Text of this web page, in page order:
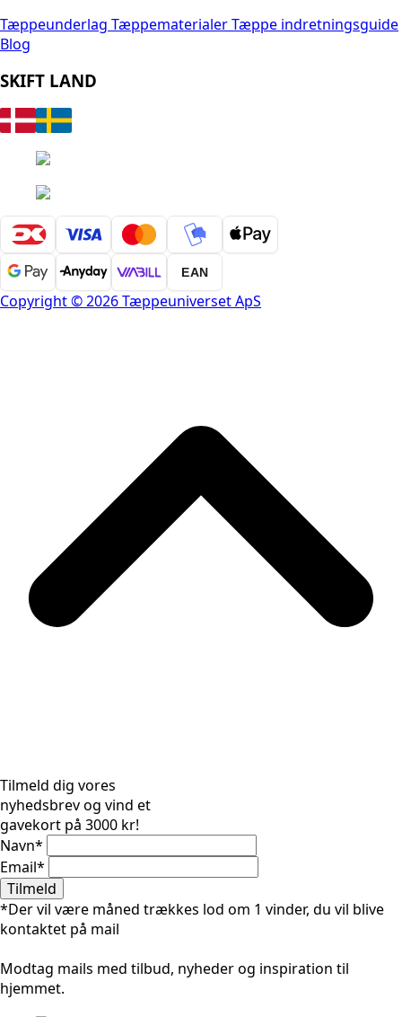
Tæppeunderlag TæppematerialerTæppe indretningsguide
Blog
SKIFT LAND
EAN
Copyright © 2026 Tæppeuniverset ApS
Tilmeld dig vores
nyhedsbrev og vind et
gavekort på 3000 kr!
Navn*
Email*
Tilmeld
*Der vil være måned trækkes lod om 1 vinder, du vil blive
kontaktet på mail
Modtag mails med tilbud, nyheder og inspiration til
hjemmet.